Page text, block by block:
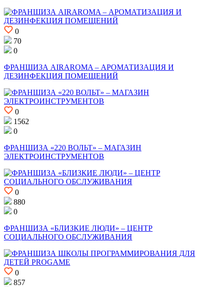
0
70
0
ФРАНШИЗА AIRAROMA – АРОМАТИЗАЦИЯ И
ДЕЗИНФЕКЦИЯ ПОМЕЩЕНИЙ
0
1562
0
ФРАНШИЗА «220 ВОЛЬТ» – МАГАЗИН
ЭЛЕКТРОИНСТРУМЕНТОВ
0
880
0
ФРАНШИЗА «БЛИЗКИЕ ЛЮДИ» – ЦЕНТР
СОЦИАЛЬНОГО ОБСЛУЖИВАНИЯ
0
857